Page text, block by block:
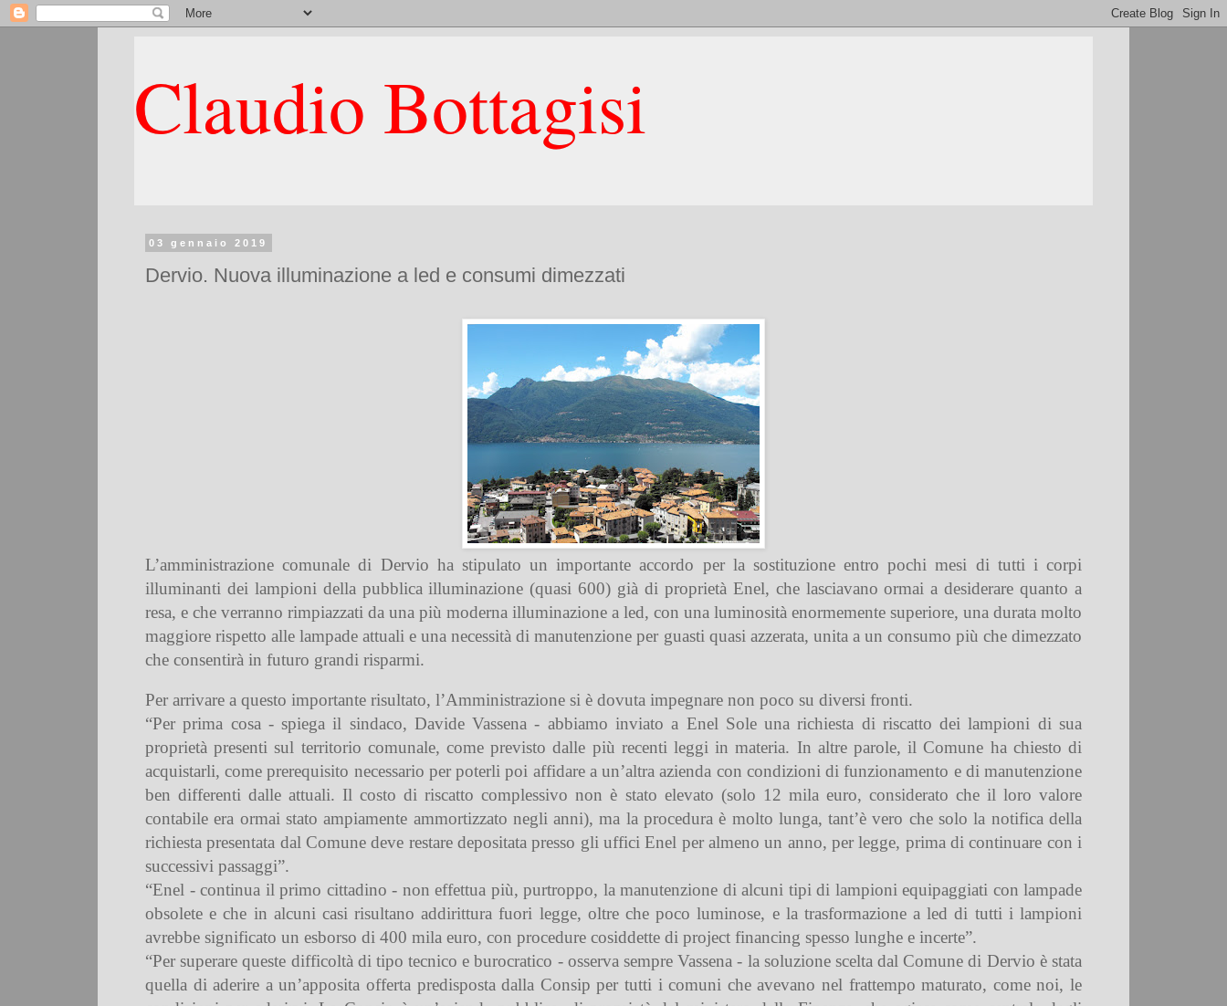
Claudio Bottagisi
03 gennaio 2019
Dervio. Nuova illuminazione a led e consumi dimezzati
L’amministrazione comunale di Dervio ha stipulato un importante accordo per la sostituzione entro pochi mesi di tutti i corpi
illuminanti dei lampioni della pubblica illuminazione (quasi 600) già di proprietà Enel, che lasciavano ormai a desiderare quanto a
resa, e che verranno rimpiazzati da una più moderna illuminazione a led, con una luminosità enormemente superiore, una durata molto
maggiore rispetto alle lampade attuali e una necessità di manutenzione per guasti quasi azzerata, unita a un consumo più che dimezzato
che consentirà in futuro grandi risparmi.
Per arrivare a questo importante risultato, l’Amministrazione si è dovuta impegnare non poco su diversi fronti.
“Per prima cosa - spiega il sindaco, Davide Vassena - abbiamo inviato a Enel Sole una richiesta di riscatto dei lampioni di sua
proprietà presenti sul territorio comunale, come previsto dalle più recenti leggi in materia. In altre parole, il Comune ha chiesto di
acquistarli, come prerequisito necessario per poterli poi affidare a un’altra azienda con condizioni di funzionamento e di manutenzione
ben differenti dalle attuali. Il costo di riscatto complessivo non è stato elevato (solo 12 mila euro, considerato che il loro valore
contabile era ormai stato ampiamente ammortizzato negli anni), ma la procedura è molto lunga, tant’è vero che solo la notifica della
richiesta presentata dal Comune deve restare depositata presso gli uffici Enel per almeno un anno, per legge, prima di continuare con i
successivi passaggi”.
“Enel - continua il primo cittadino - non effettua più, purtroppo, la manutenzione di alcuni tipi di lampioni equipaggiati con lampade
obsolete e che in alcuni casi risultano addirittura fuori legge, oltre che poco luminose, e la trasformazione a led di tutti i lampioni
avrebbe significato un esborso di 400 mila euro, con procedure cosiddette di project financing spesso lunghe e incerte”.
“Per superare queste difficoltà di tipo tecnico e burocratico - osserva sempre Vassena - la soluzione scelta dal Comune di Dervio è stata
quella di aderire a un’apposita offerta predisposta dalla Consip per tutti i comuni che avevano nel frattempo maturato, come noi, le